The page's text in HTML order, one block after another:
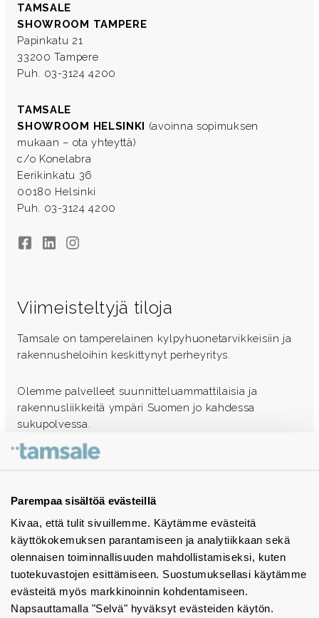
Parempaa sisältöä evästeillä
Kivaa, että tulit sivuillemme. Käytämme evästeitä
käyttökokemuksen parantamiseen ja analytiikkaan sekä
olennaisen toiminnallisuuden mahdollistamiseksi, kuten
tuotekuvastojen esittämiseen. Suostumuksellasi käytämme
evästeitä myös markkinoinnin kohdentamiseen.
Napsauttamalla "Selvä" hyväksyt evästeiden käytön.
TAMSALE
SHOWROOM TAMPERE
Papinkatu 21
33200 Tampere
Puh. 03-3124 4200
TAMSALE
SHOWROOM HELSINKI (avoinna sopimuksen
mukaan – ota yhteyttä)
c/o Konelabra
Eerikinkatu 36
00180 Helsinki
Puh. 03-3124 4200
FacebookLinkedInInstagram
Viimeisteltyjä tiloja
Tamsale on tamperelainen kylpyhuonetarvikkeisiin ja
rakennusheloihin keskittynyt perheyritys.
Olemme palvelleet suunnitteluammattilaisia ja
rakennusliikkeitä ympäri Suomen jo kahdessa
sukupolvessa.
Ota yhteyttä - autamme mielellämme
Tuotekuvastot
Instagram
BIM-objektit
Yhteystiedot
Tiedotteet